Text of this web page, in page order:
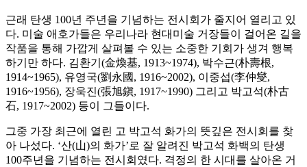
근래 탄생 100년 주년을 기념하는 전시회가 줄지어 열리고 있
다. 미술 애호가들은 우리나라 현대미술 거장들이 걸어온 길을
작품을 통해 가깝게 살펴볼 수 있는 소중한 기회가 생겨 행복
하기만 하다. 김환기(金煥基, 1913~1974), 박수근(朴壽根,
1914~1965), 유영국(劉永國, 1916~2002), 이중섭(李仲燮,
1916~1956), 장욱진(張旭鎭, 1917~1990) 그리고 박고석(朴古
石, 1917~2002) 등이 그들이다.
그중 가장 최근에 열린 고 박고석 화가의 뜻깊은 전시회를 찾
아 나섰다. ‘산(山)의 화가’로 잘 알려진 박고석 화백의 탄생
100주년을 기념하는 전시회였다. 격정의 한 시대를 살아온 거